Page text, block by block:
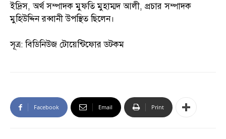
ইদ্রিস, অর্থ সম্পাদক মুফতি মুহাম্মদ আলী, প্রচার সম্পাদক
মুহিউদ্দিন রব্বানী উপস্থিত ছিলেন।
সূত্র: বিডিনিউজ টোয়েন্টিফোর ডটকম
Facebook Email Print